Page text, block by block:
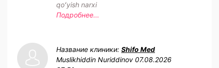
qoʻyish narxi
Подробнее...
Название клиники: Shifo Med
Muslikhiddin Nuriddinov 07.08.2026